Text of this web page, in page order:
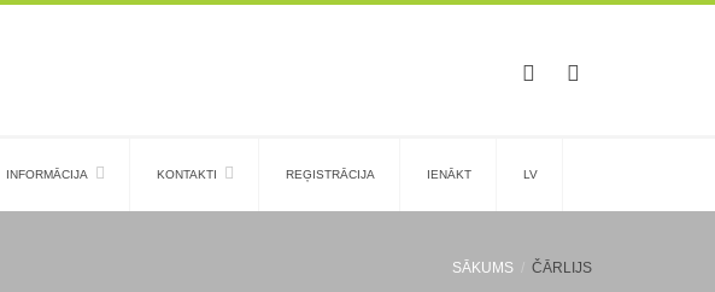
INFORMĀCIJA KONTAKTI REĢISTRĀCIJA IENĀKT LV
SĀKUMS ČĀRLIJS